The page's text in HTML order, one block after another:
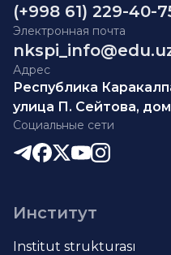
(+998 61) 229-40-
Электронная почта
Адрес
Республика
улица П. Сейтова,
Социальные сети
Институт
Institut strukturası